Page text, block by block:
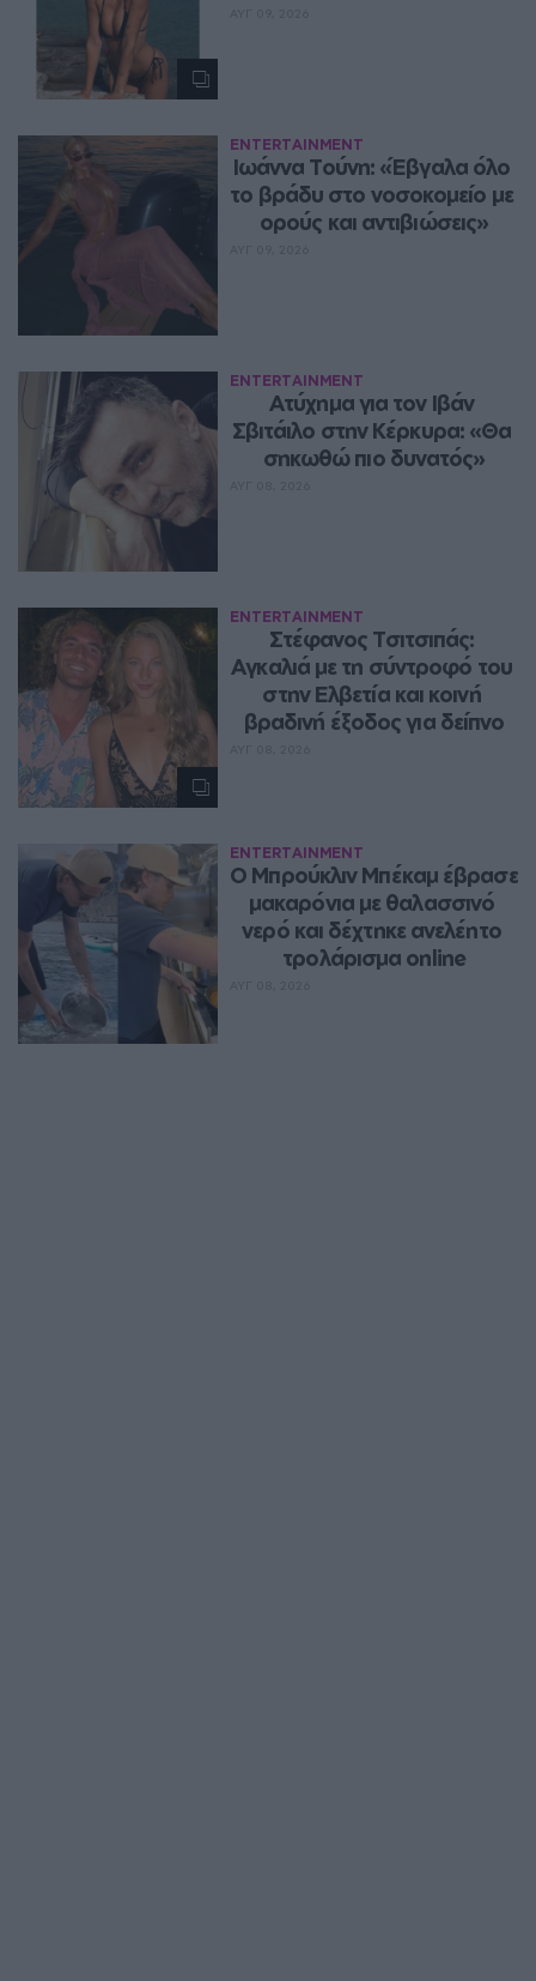
ENTERTAINMENT
Ιωάννα Τούνη: «Έβγαλα όλο
το βράδυ στο νοσοκομείο με
ορούς και αντιβιώσεις»
ENTERTAINMENT
Ατύχημα για τον Ιβάν
Σβιτάιλο στην Κέρκυρα: «Θα
σηκωθώ πιο δυνατός»
ENTERTAINMENT
Στέφανος Τσιτσιπάς:
Αγκαλιά με τη σύντροφό του
στην Ελβετία και κοινή
βραδινή έξοδος για δείπνο
ENTERTAINMENT
Ο Μπρούκλιν Μπέκαμ έβρασε
μακαρόνια με θαλασσινό
νερό και δέχτηκε ανελέητο
τρολάρισμα online